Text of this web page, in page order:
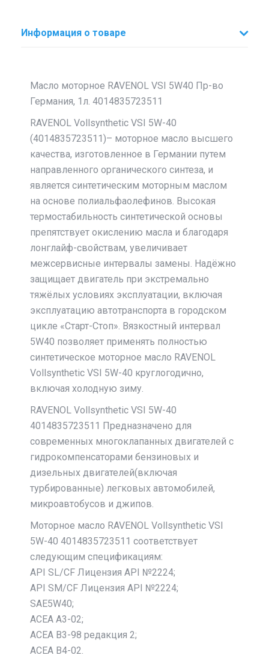
Информация о товаре
Масло моторное RAVENOL VSI 5W40 Пр-во
Германия, 1л. 4014835723511
RAVENOL Vollsynthetic VSI 5W-40
(4014835723511)– моторное масло высшего
качества, изготовленное в Германии путем
направленного органического синтеза, и
является синтетическим моторным маслом
на основе полиальфаолефинов. Высокая
термостабильность синтетической основы
препятствует окислению масла и благодаря
лонглайф-свойствам, увеличивает
межсервисные интервалы замены. Надёжно
защищает двигатель при экстремально
тяжёлых условиях эксплуатации, включая
эксплуатацию автотранспорта в городском
цикле «Старт-Стоп». Вязкостный интервал
5W40 позволяет применять полностью
синтетическое моторное масло RAVENOL
Vollsynthetic VSI 5W-40 круглогодично,
включая холодную зиму.
RAVENOL Vollsynthetic VSI 5W-40
4014835723511 Предназначено для
современных многоклапанных двигателей с
гидрокомпенсаторами бензиновых и
дизельных двигателей(включая
турбированные) легковых автомобилей,
микроавтобусов и джипов.
Моторное масло RAVENOL Vollsynthetic VSI
5W-40 4014835723511 соответствует
следующим спецификациям:
API SL/CF Лицензия API №2224;
API SM/CF Лицензия API №2224;
SAE5W40;
ACEA A3-02;
ACEA B3-98 редакция 2;
ACEA B4-02.